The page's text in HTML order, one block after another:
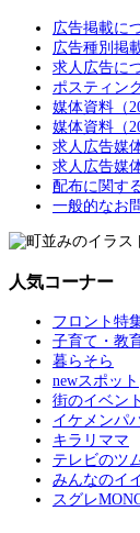
広告掲載に
広告種別掲
求人広告に
ポスティン
媒体資料（
媒体資料（
求人広告媒
求人広告媒
配布に関す
一般的なお
人気コーナー
フロント特
子育て・教
暮らそら
newスポット
街のイベント
イケメンパ
キラリママ
テレビのツ
みんなのイ
スグレ